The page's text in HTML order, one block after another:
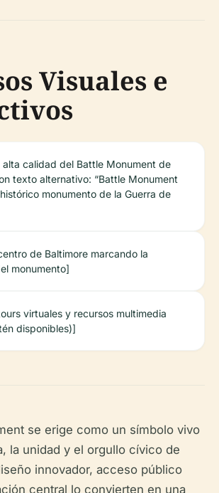
Visuales e
alta calidad del Battle Monument de
texto alternativo: “Battle Monument
monumento de la Guerra de
de Baltimore marcando la
monumento]
virtuales y recursos multimedia
disponibles)]
se erige como un símbolo vivo
la unidad y el orgullo cívico de
innovador, acceso público
central lo convierten en una